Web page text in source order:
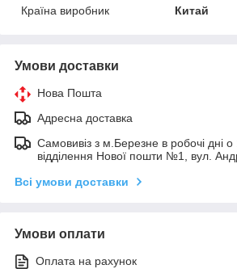
Країна виробник
Китай
Умови доставки
Нова Пошта
Адресна доставка
Самовивіз з м.Березне в робочі дні о
відділення Нової пошти №1, вул.
Всі умови доставки
Умови оплати
Оплата на рахунок